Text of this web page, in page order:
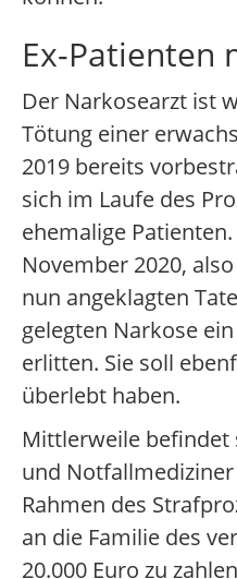
Ex-Patienten
Der Narkosearzt ist
Tötung einer
2019 bereits
sich im Laufe des
ehemalige
November 2020,
nun angeklagten
gelegten Narkose
erlitten. Sie soll
überlebt haben.
Mittlerweile befindet
und
Rahmen des
an die Familie des
20.000 Euro zu